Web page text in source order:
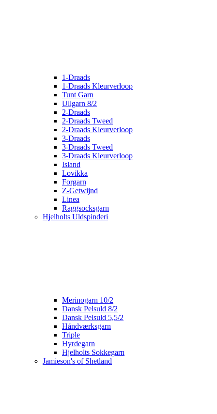
1-Draads
1-Draads Kleurverloop
Tunt Garn
Ullgarn 8/2
2-Draads
2-Draads Tweed
2-Draads Kleurverloop
3-Draads
3-Draads Tweed
3-Draads Kleurverloop
Island
Lovikka
Forgarn
Z-Getwijnd
Linea
Raggsocksgarn
Hjelholts Uldspinderi
Merinogarn 10/2
Dansk Pelsuld 8/2
Dansk Pelsuld 5,5/2
Håndværksgarn
Triple
Hyrdegarn
Hjelholts Sokkegarn
Jamieson's of Shetland